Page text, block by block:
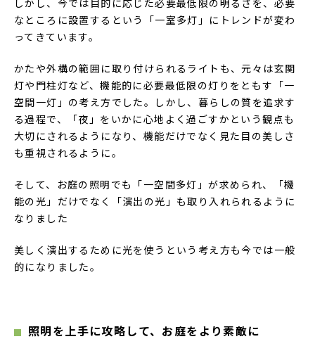
しかし、今では目的に応じた必要最低限の明るさを、必要
なところに設置するという「一室多灯」にトレンドが変わ
ってきています。
かたや外構の範囲に取り付けられるライトも、元々は玄関
灯や門柱灯など、機能的に必要最低限の灯りをともす「一
空間一灯」の考え方でした。しかし、暮らしの質を追求す
る過程で、「夜」をいかに心地よく過ごすかという観点も
大切にされるようになり、機能だけでなく見た目の美しさ
も重視されるように。
そして、お庭の照明でも「一空間多灯」が求められ、「機
能の光」だけでなく「演出の光」も取り入れられるように
なりました
美しく演出するために光を使うという考え方も今では一般
的になりました。
照明を上手に攻略して、お庭をより素敵に